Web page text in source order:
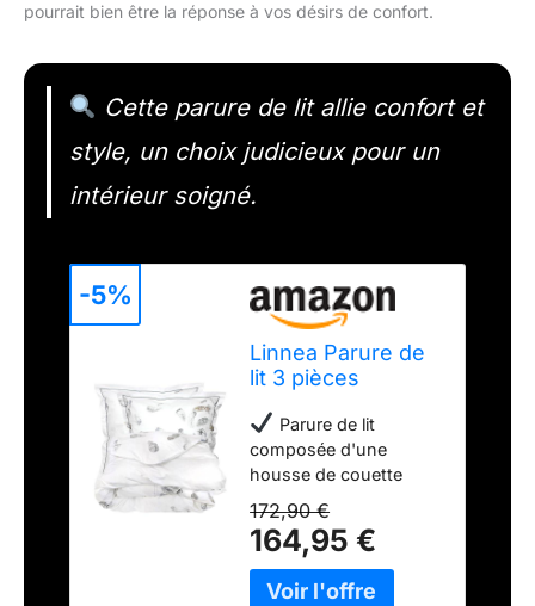
pourrait bien être la réponse à vos désirs de confort.
Cette parure de lit allie confort et
style, un choix judicieux pour un
intérieur soigné.
Linnea Parure de
lit 3 pièces
65x65 cm Percale
Pur Coton Plumes
Parure de lit
composée d'une
housse de couette
280x240 cm et 2 taies
65x65 cm Percale pur
coton peigné 78
fils/cm² - Réversible,
Ambiance pleine de
172,90 €
164,95 €
-5%